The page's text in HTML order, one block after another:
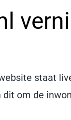
staat
om de